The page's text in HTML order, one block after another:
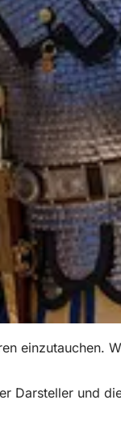
einzutauchen.
Darsteller und